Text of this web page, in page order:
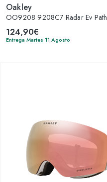
Oakley
OO9208 9208C7 Radar Ev Path
124,90€
Entrega Martes 11 Agosto